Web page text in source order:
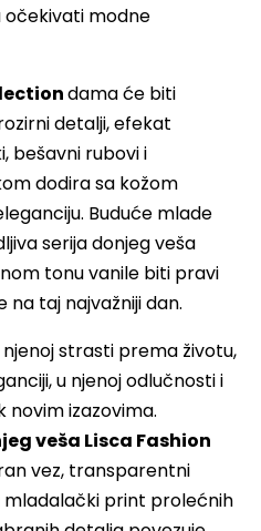
očekivati modne
dama će biti
detalji, efekat
bešavni rubovi i
dodira sa kožom
Buduće mlade
serija donjeg veša
tonu vanile biti pravi
taj najvažniji dan.
strasti prema životu,
u njenoj odlučnosti i
novim izazovima.
veša Lisca Fashion
vez, transparentni
mladalački print prolećnih